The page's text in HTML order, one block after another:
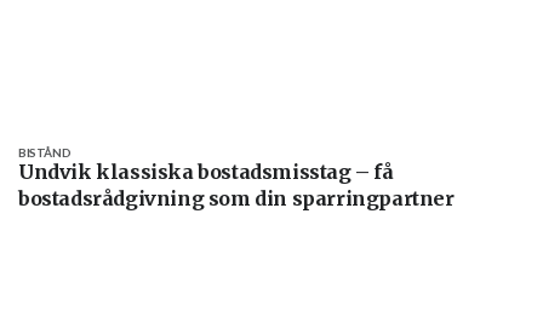
Undvik klassiska bostadsmisstag – få
bostadsrådgivning som din sparringpartner
BISTÅND